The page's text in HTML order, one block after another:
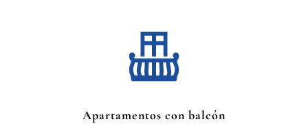
Apartamentos con balcón